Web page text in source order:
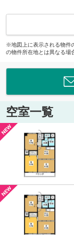
※地図上に表示される物件
の物件所在地とは異なる場
空室一覧